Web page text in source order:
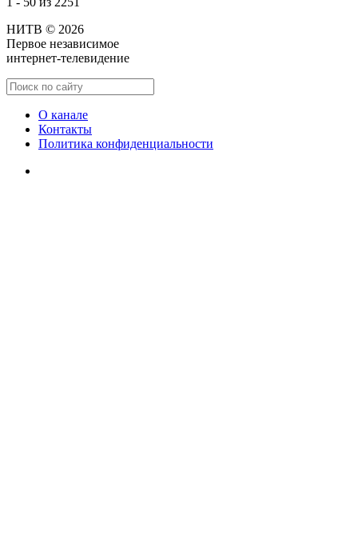
НИТВ © 2026
Первое независимое
интернет-телевидение
О канале
Контакты
Политика конфиденциальности